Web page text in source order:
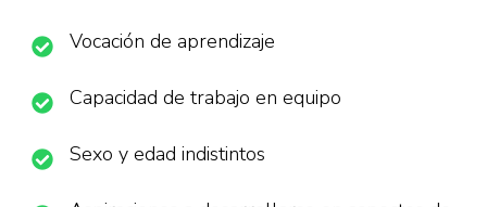
Vocación de aprendizaje
Capacidad de trabajo en equipo
Sexo y edad indistintos